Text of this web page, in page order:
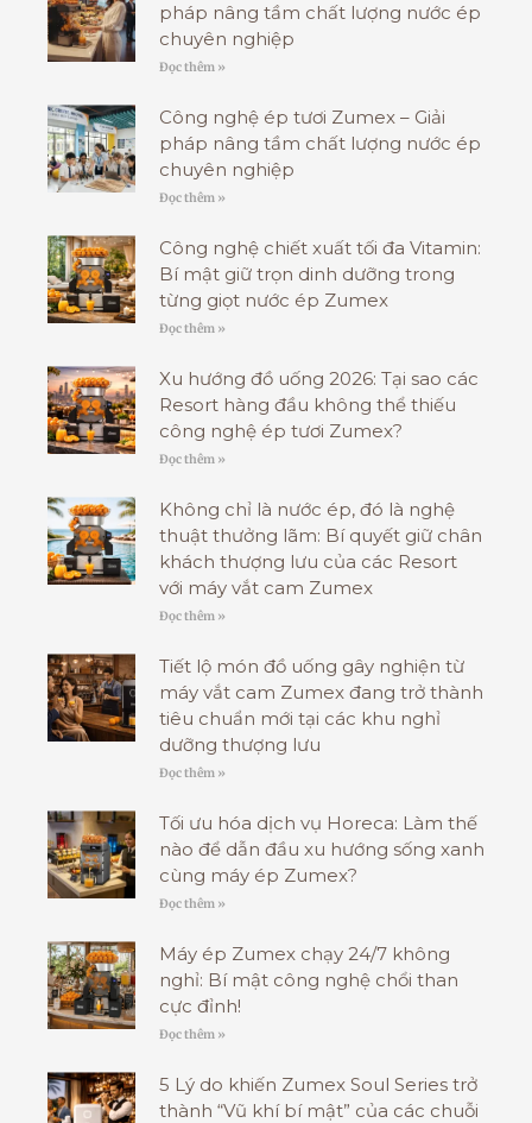
pháp nâng tầm chất lượng nước ép
chuyên nghiệp
Đọc thêm »
Công nghệ ép tươi Zumex – Giải
pháp nâng tầm chất lượng nước ép
chuyên nghiệp
Đọc thêm »
Công nghệ chiết xuất tối đa Vitamin:
Bí mật giữ trọn dinh dưỡng trong
từng giọt nước ép Zumex
Đọc thêm »
Xu hướng đồ uống 2026: Tại sao các
Resort hàng đầu không thể thiếu
công nghệ ép tươi Zumex?
Đọc thêm »
Không chỉ là nước ép, đó là nghệ
thuật thưởng lãm: Bí quyết giữ chân
khách thượng lưu của các Resort
với máy vắt cam Zumex
Đọc thêm »
Tiết lộ món đồ uống gây nghiện từ
máy vắt cam Zumex đang trở thành
tiêu chuẩn mới tại các khu nghỉ
dưỡng thượng lưu
Đọc thêm »
Tối ưu hóa dịch vụ Horeca: Làm thế
nào để dẫn đầu xu hướng sống xanh
cùng máy ép Zumex?
Đọc thêm »
Máy ép Zumex chạy 24/7 không
nghỉ: Bí mật công nghệ chổi than
cực đỉnh!
Đọc thêm »
5 Lý do khiến Zumex Soul Series trở
thành “Vũ khí bí mật” của các chuỗi